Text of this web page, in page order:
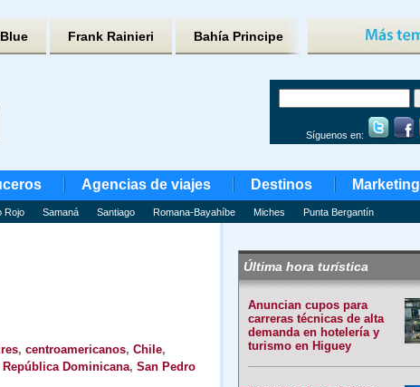
Frank Rainieri Bahía Principe
Síguenos en:
Agencias de viajes Destinos Marketing
Rojo Samaná Santiago Romana-Bayahíbe Miches Punta Bergantín
, centroamericanos, Chile,
República Dominicana, San Pedro
Última hora turística
Anuncian cupos para
carreras técnicas de alta
demanda en hotelería y
turismo en Higuey